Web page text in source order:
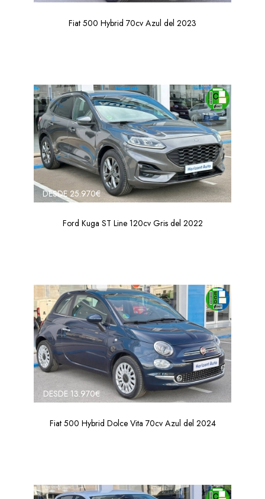
Fiat 500 Hybrid 70cv Azul del 2023
DESDE 25.970€
Ford Kuga ST Line 120cv Gris del 2022
DESDE 13.970€
Fiat 500 Hybrid Dolce Vita 70cv Azul del 2024